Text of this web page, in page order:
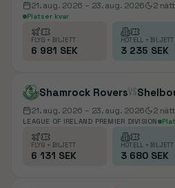
21. aug. 2026 – 23. aug. 2026 2
Platser kvar
FLYG + BILJETT
6 981 SEK
HOTELL + BILJETT
3 235 SEK
Shamrock Roversvs
21. aug. 2026 – 23. aug. 2026 2
LEAGUE OF IRELAND PREMIER DIVISION
FLYG + BILJETT
6 131 SEK
HOTELL + BILJETT
3 680 SEK